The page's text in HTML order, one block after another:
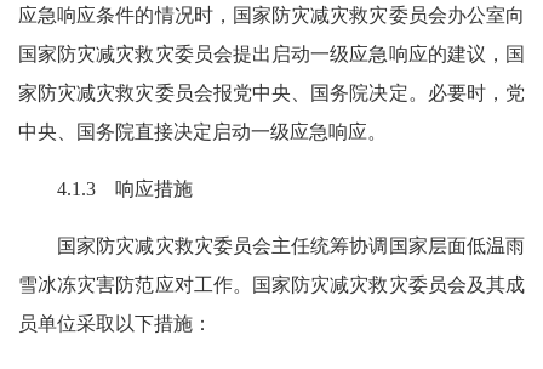
应急响应条件的情况时，国家防灾减灾救灾委员会办公室向
国家防灾减灾救灾委员会提出启动一级应急响应的建议，国
家防灾减灾救灾委员会报党中央、国务院决定。必要时，党
中央、国务院直接决定启动一级应急响应。
4.1.3 响应措施
国家防灾减灾救灾委员会主任统筹协调国家层面低温雨
雪冰冻灾害防范应对工作。国家防灾减灾救灾委员会及其成
员单位采取以下措施：